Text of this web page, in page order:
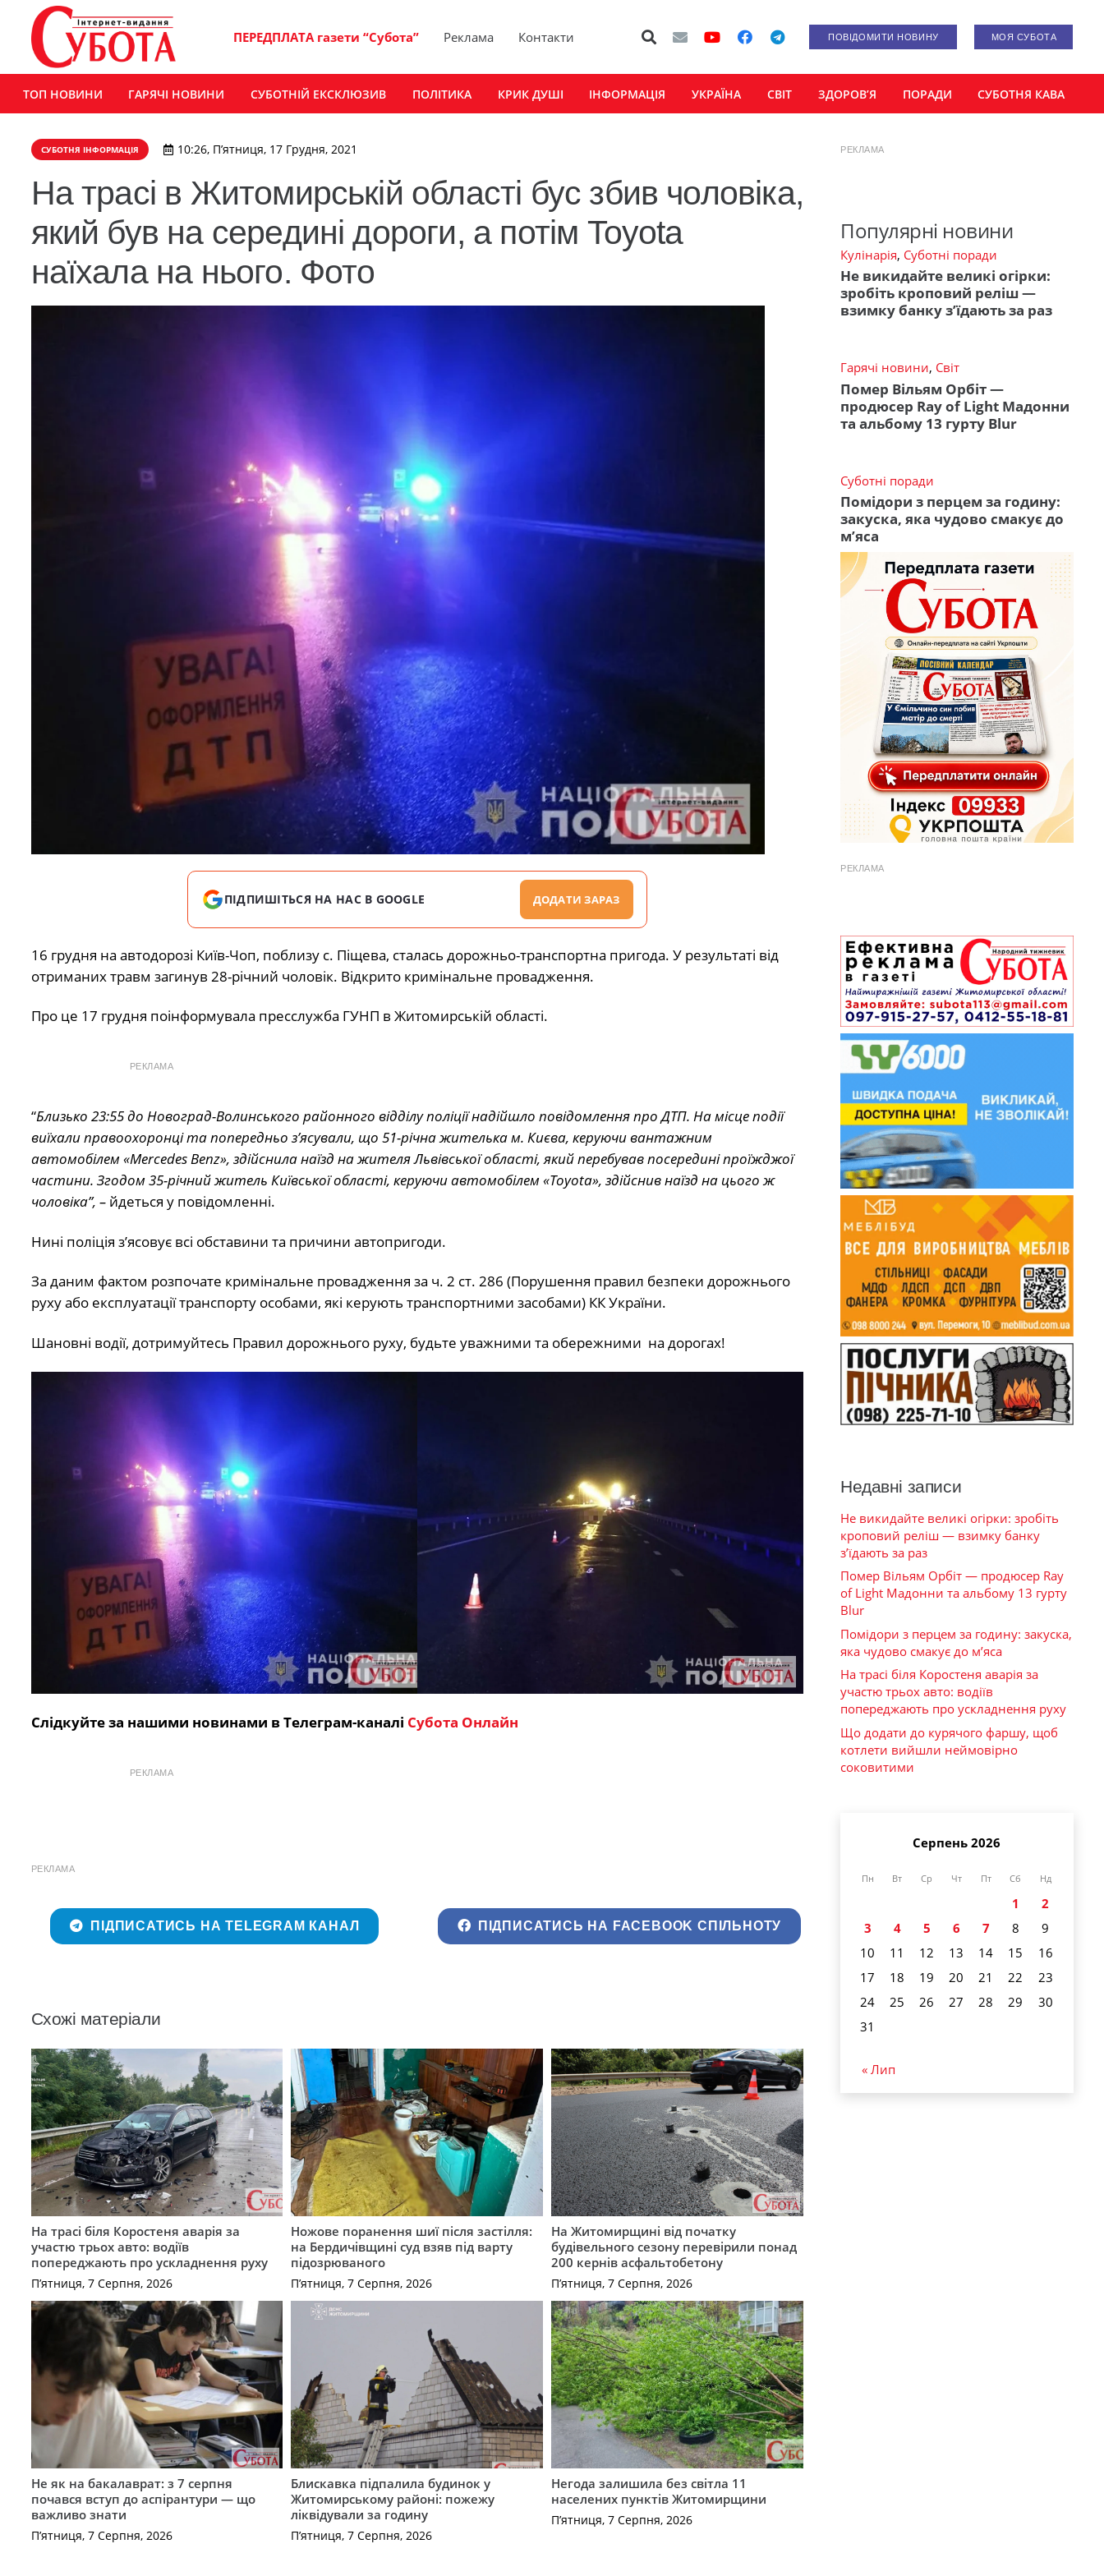
ПЕРЕДПЛАТА газети “Субота” Реклама Контакти ПОВІДОМИТИ НОВИНУ МОЯ СУБОТА
ТОП НОВИНИ ГАРЯЧІ НОВИНИ СУБОТНІЙ ЕКСКЛЮЗИВ ПОЛІТИКА КРИК ДУШІ ІНФОРМАЦІЯ УКРАЇНА СВІТ ЗДОРОВ’Я ПОРАДИ СУБОТНЯ КАВА
СУБОТНЯ ІНФОРМАЦІЯ 10:26, П’ятниця, 17 Грудня, 2021
На трасі в Житомирській області бус збив чоловіка,
який був на середині дороги, а потім Toyota
наїхала на нього. Фото
ПІДПИШІТЬСЯ НА НАС В GOOGLE ДОДАТИ ЗАРАЗ
16 грудня на автодорозі Київ-Чоп, поблизу с. Піщева, сталась дорожньо-транспортна пригода. У результаті від
отриманих травм загинув 28-річний чоловік. Відкрито кримінальне провадження.
Про це 17 грудня поінформувала пресслужба ГУНП в Житомирській області.
РЕКЛАМА
“Близько 23:55 до Новоград-Волинського районного відділу поліції надійшло повідомлення про ДТП. На місце події
виїхали правоохоронці та попередньо з’ясували, що 51-річна жителька м. Києва, керуючи вантажним
автомобілем «Mercedes Benz», здійснила наїзд на жителя Львівської області, який перебував посередині проїжджої
частини. Згодом 35-річний житель Київської області, керуючи автомобілем «Toyota», здійснив наїзд на цього ж
чоловіка”, –йдеться у повідомленні.
Нині поліція з’ясовує всі обставини та причини автопригоди.
За даним фактом розпочате кримінальне провадження за ч. 2 ст. 286 (Порушення правил безпеки дорожнього
руху або експлуатації транспорту особами, які керують транспортними засобами) КК України.
Шановні водії, дотримуйтесь Правил дорожнього руху, будьте уважними та обережними на дорогах!
Слідкуйте за нашими новинами в Телеграм-каналі Субота Онлайн
РЕКЛАМА
РЕКЛАМА
ПІДПИСАТИСЬ НА TELEGRAM КАНАЛ ПІДПИСАТИСЬ НА FACEBOOK СПІЛЬНОТУ
Схожі матеріали
На трасі біля Коростеня аварія за
участю трьох авто: водіїв
попереджають про ускладнення руху
П’ятниця, 7 Серпня, 2026
Ножове поранення шиї після застілля:
на Бердичівщині суд взяв під варту
підозрюваного
П’ятниця, 7 Серпня, 2026
На Житомирщині від початку
будівельного сезону перевірили понад
200 кернів асфальтобетону
П’ятниця, 7 Серпня, 2026
Не як на бакалаврат: з 7 серпня
почався вступ до аспірантури — що
важливо знати
П’ятниця, 7 Серпня, 2026
Блискавка підпалила будинок у
Житомирському районі: пожежу
ліквідували за годину
П’ятниця, 7 Серпня, 2026
Негода залишила без світла 11
населених пунктів Житомирщини
П’ятниця, 7 Серпня, 2026
РЕКЛАМА
Популярні новини
Кулінарія, Суботні поради
Не викидайте великі огірки:
зробіть кроповий реліш —
взимку банку з’їдають за раз
Гарячі новини, Світ
Помер Вільям Орбіт —
продюсер Ray of Light Мадонни
та альбому 13 гурту Blur
Суботні поради
Помідори з перцем за годину:
закуска, яка чудово смакує до
м’яса
РЕКЛАМА
Недавні записи
Не викидайте великі огірки: зробіть
кроповий реліш — взимку банку
з’їдають за раз
Помер Вільям Орбіт — продюсер Ray
of Light Мадонни та альбому 13 гурту
Blur
Помідори з перцем за годину: закуска,
яка чудово смакує до м’яса
На трасі біля Коростеня аварія за
участю трьох авто: водіїв
попереджають про ускладнення руху
Що додати до курячого фаршу, щоб
котлети вийшли неймовірно
соковитими
Серпень 2026
Пн Вт Ср Чт Пт Сб Нд
1
2
3
4 5 6 7 8
9
10
11 12 13 14 15
16
17
18 19 20 21 22
23
24
25 26 27 28 29
30
31
« Лип